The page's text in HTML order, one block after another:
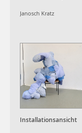
Janosch Kratz
Installationsansicht